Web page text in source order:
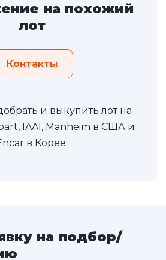
на похожий
лот
Контакты
и выкупить лот на
IAAI, Manheim в США и
в Корее.
на подбор/